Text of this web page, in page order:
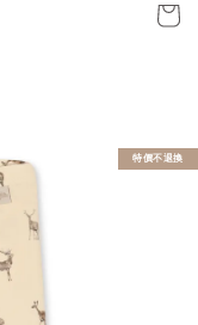
特價不退換